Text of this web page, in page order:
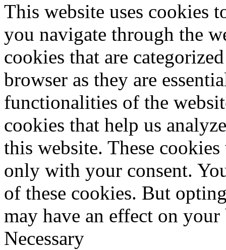
This website uses cookies
you navigate through the
cookies that are
browser as they are
functionalities of the
cookies that help us
this website. These
only with your consent.
of these cookies. But
may have an effect on
Necessary